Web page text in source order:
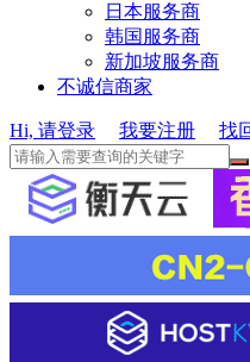
日本服务商
韩国服务商
新加坡服务商
不诚信商家
Hi, 请登录 我要注册 找